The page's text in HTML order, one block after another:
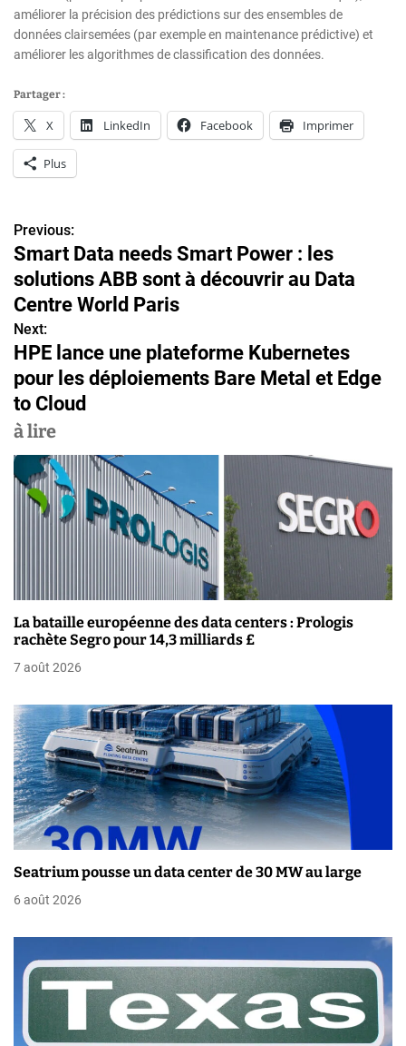
améliorer la précision des prédictions sur des ensembles de
données clairsemées (par exemple en maintenance prédictive) et
améliorer les algorithmes de classification des données.
Partager :
X LinkedIn Facebook Imprimer
Plus
N
a
v
i
g
a
t
i
e
l
a
r
t
i
c
l
Previous:
Smart Data needs Smart Power : les
solutions ABB sont à découvrir au Data
Centre World Paris
Next:
HPE lance une plateforme Kubernetes
pour les déploiements Bare Metal et Edge
to Cloud
à lire
La bataille européenne des data centers : Prologis
rachète Segro pour 14,3 milliards £
7 août 2026
Seatrium pousse un data center de 30 MW au large
6 août 2026